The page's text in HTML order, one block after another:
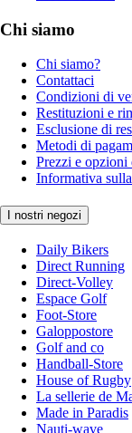
Chi siamo
Chi siamo?
Contattaci
Condizioni di
Restituzioni e
Esclusione di
Metodi di
Prezzi e opzioni
Informativa
I nostri negozi
Daily Bikers
Direct Running
Direct-Volley
Espace Golf
Foot-Store
Galoppostore
Golf and co
Handball-Store
House of Rugby
La sellerie de
Made in Paradis
Nauti-wave